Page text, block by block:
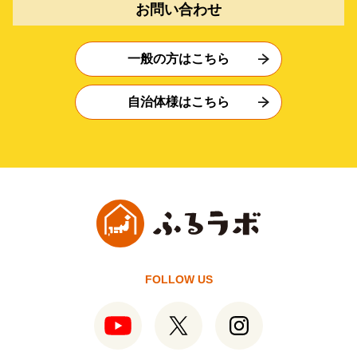
お問い合わせ
一般の方はこちら
自治体様はこちら
FOLLOW US